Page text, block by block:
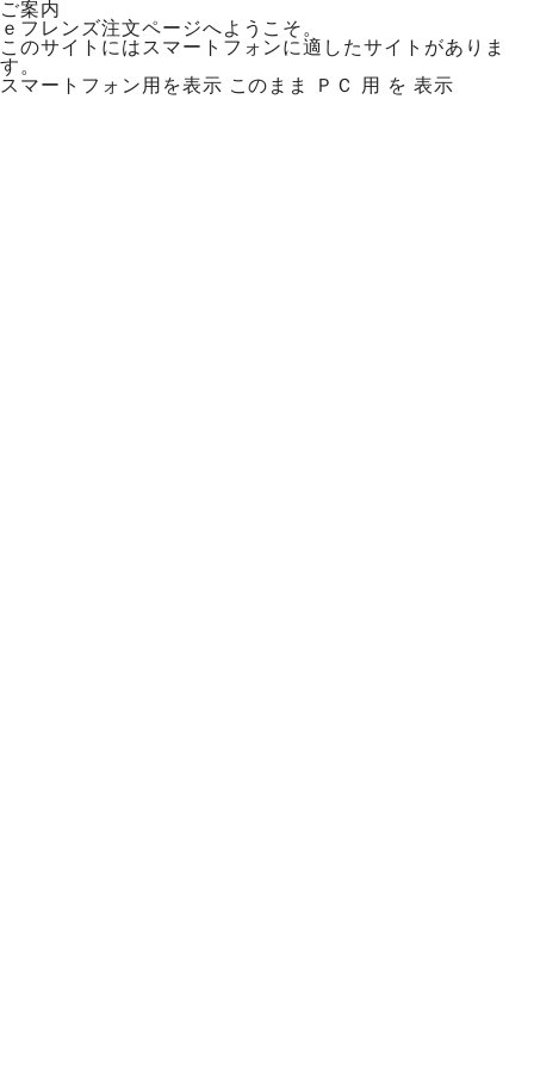
ご案内
ｅフレンズ注文ページへようこそ。
このサイトにはスマートフォンに適したサイトがありま
す。
スマートフォン用を表示 このまま ＰＣ 用 を 表示